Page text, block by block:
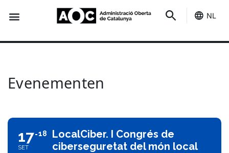
NL
Evenementen
17
SET
18
LocalCiber. I Congrés de
ciberseguretat del món local